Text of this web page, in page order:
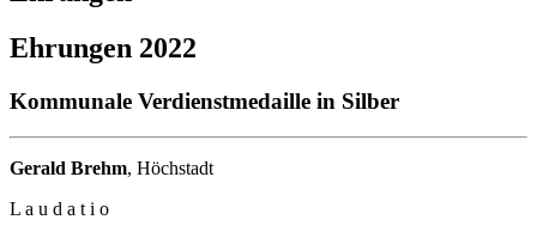
Ehrungen 2022
Kommunale Verdienstmedaille in Silber
Gerald Brehm, Höchstadt
L a u d a t i o